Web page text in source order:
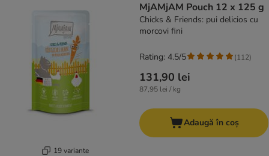
19 variante
MjAMjAM Pouch 12 x 125 g
Chicks & Friends: pui delicios cu
morcovi fini
131,90 lei
87,95 lei / kg
Rating: 4.5/5 (112)
Adaugă în coș